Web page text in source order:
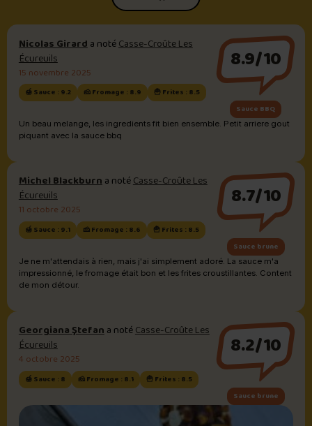
Nicolas Girarda notéCasse-Croûte Les
Écureuils
15 novembre 2025
🍯 Sauce : 9.2 🧀 Fromage : 8.9 🍟 Frites : 8.5
8.9/10
Sauce BBQ
Un beau melange, les ingredients fit bien ensemble. Petit arriere gout
piquant avec la sauce bbq
Michel Blackburna notéCasse-Croûte Les
Écureuils
11 octobre 2025
🍯 Sauce : 9.1 🧀 Fromage : 8.6 🍟 Frites : 8.5
8.7/10
Sauce brune
Je ne m'attendais à rien, mais j'ai simplement adoré. La sauce m'a
impressionné, le fromage était bon et les frites croustillantes. Content
de mon détour.
Georgiana Ştefana notéCasse-Croûte Les
Écureuils
4 octobre 2025
🍯 Sauce : 8 🧀 Fromage : 8.1 🍟 Frites : 8.5
8.2/10
Sauce brune